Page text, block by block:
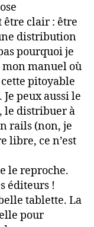
être clair : être
distribution
pourquoi je
mon manuel où
pitoyable
peux aussi le
le distribuer à
rails (non, je
libre, ce n’est
le reproche.
éditeurs !
tablette. La
pour